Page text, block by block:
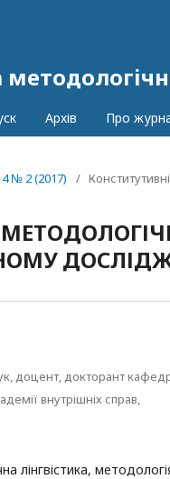
Архів Про
№ 2 (2017) /
доцент, докторант
внутрішніх справ,
лінгвістика,